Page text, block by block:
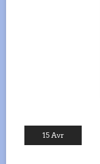
15 Avr